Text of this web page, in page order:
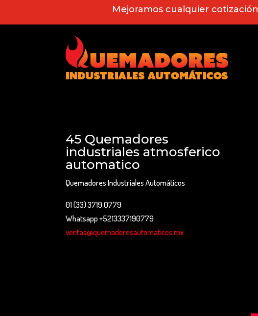
Mejoramos cualquier cotización
45 Quemadores
industriales atmosferico
automatico
Quemadores Industriales Automáticos
01 (33) 3719.0779
Whatsapp +5213337190779
ventas@quemadoresautomaticos.mx